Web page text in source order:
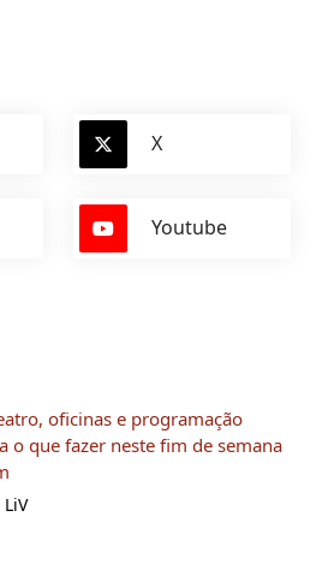
X
Youtube
oficinas e programação
o que fazer neste fim de semana